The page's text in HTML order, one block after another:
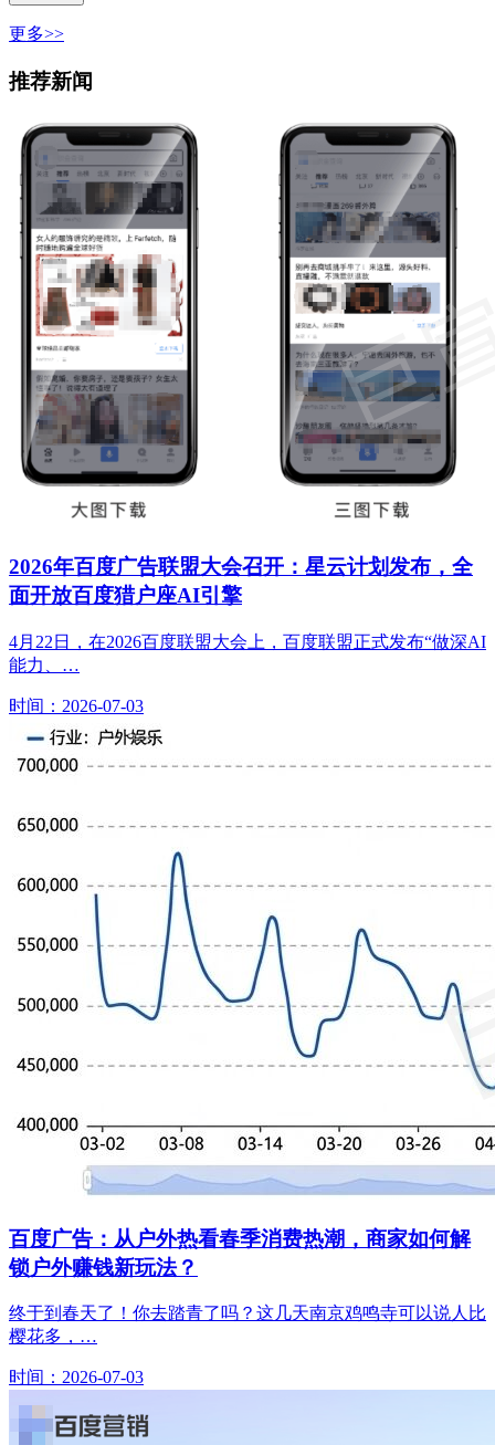
更多>>
推荐新闻
2026年百度广告联盟大会召开：星云计划发布，全
面开放百度猎户座AI引擎
4月22日，在2026百度联盟大会上，百度联盟正式发布“做深AI
能力、…
时间：2026-07-03
百度广告：从户外热看春季消费热潮，商家如何解
锁户外赚钱新玩法？
终于到春天了！你去踏青了吗？这几天南京鸡鸣寺可以说人比
樱花多，…
时间：2026-07-03